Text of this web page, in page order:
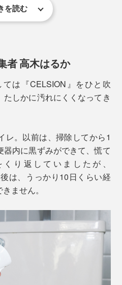
けで、拭き取りいらずだか
、抗菌効果が発揮できないの
、外壁といった屋外や、日
に、プロが業務用の噴霧器
場所でも使える、家庭用の
、開発されたスプレーが
たり約20円（噴霧面積は
、室内用の抗菌コートを、ハ
だ場合、壁・床・天井の面
たないトイレが10,000円以
円以上が相場なので、
を読む
者 高木はるか
は『CELSION』をひと吹
しかに汚れにくくなってき
レ。以前は、掃除してから1
内に黒ずみができて、慌て
り返していましたが、
は、うっかり10日くらい経
ません。